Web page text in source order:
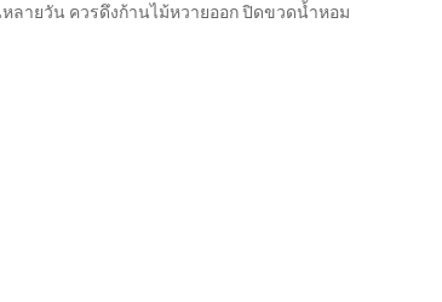
ลายวัน ควรดึงก้านไม้หวายออก ปิดขวดน้ำหอม